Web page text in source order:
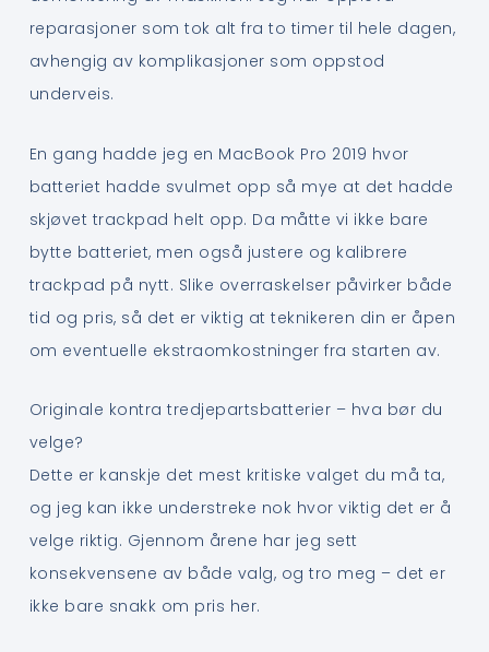
reparasjoner som tok alt fra to timer til hele dagen,
avhengig av komplikasjoner som oppstod
underveis.
En gang hadde jeg en MacBook Pro 2019 hvor
batteriet hadde svulmet opp så mye at det hadde
skjøvet trackpad helt opp. Da måtte vi ikke bare
bytte batteriet, men også justere og kalibrere
trackpad på nytt. Slike overraskelser påvirker både
tid og pris, så det er viktig at teknikeren din er åpen
om eventuelle ekstraomkostninger fra starten av.
Originale kontra tredjepartsbatterier – hva bør du
velge?
Dette er kanskje det mest kritiske valget du må ta,
og jeg kan ikke understreke nok hvor viktig det er å
velge riktig. Gjennom årene har jeg sett
konsekvensene av både valg, og tro meg – det er
ikke bare snakk om pris her.